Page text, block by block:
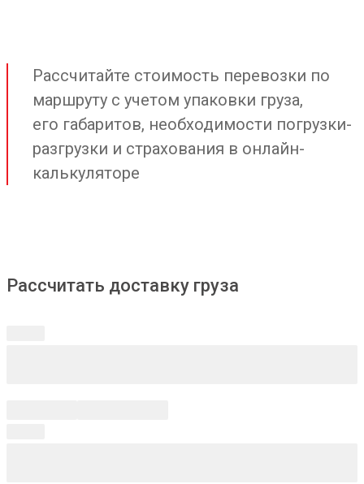
Рассчитайте стоимость перевозки по
маршруту с учетом упаковки груза,
его габаритов, необходимости погрузки-
разгрузки и страхования в онлайн-
калькуляторе
Рассчитать доставку груза